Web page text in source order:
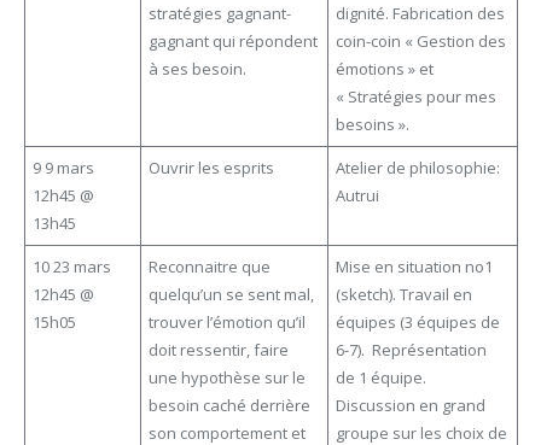
stratégies gagnant-
gagnant qui répondent
à ses besoin.
dignité. Fabrication des
coin-coin « Gestion des
émotions » et
« Stratégies pour mes
besoins ».
9 9 mars
12h45 @
13h45
Ouvrir les esprits
Atelier de philosophie:
Autrui
10 23 mars
12h45 @
15h05
Reconnaitre que
quelqu’un se sent mal,
trouver l’émotion qu’il
doit ressentir, faire
une hypothèse sur le
besoin caché derrière
son comportement et
Mise en situation no1
(sketch). Travail en
équipes (3 équipes de
6-7). Représentation
de 1 équipe.
Discussion en grand
groupe sur les choix de